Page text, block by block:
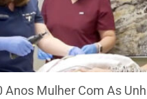
Anos Mulher Com As